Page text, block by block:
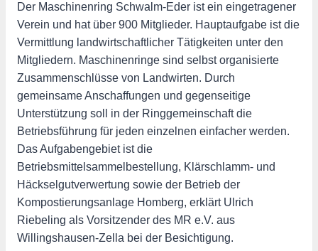
Der Maschinenring Schwalm-Eder ist ein eingetragener
Verein und hat über 900 Mitglieder. Hauptaufgabe ist die
Vermittlung landwirtschaftlicher Tätigkeiten unter den
Mitgliedern. Maschinenringe sind selbst organisierte
Zusammenschlüsse von Landwirten. Durch
gemeinsame Anschaffungen und gegenseitige
Unterstützung soll in der Ringgemeinschaft die
Betriebsführung für jeden einzelnen einfacher werden.
Das Aufgabengebiet ist die
Betriebsmittelsammelbestellung, Klärschlamm- und
Häckselgutverwertung sowie der Betrieb der
Kompostierungsanlage Homberg, erklärt Ulrich
Riebeling als Vorsitzender des MR e.V. aus
Willingshausen-Zella bei der Besichtigung.